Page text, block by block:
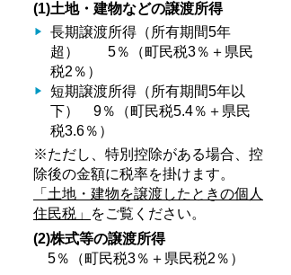
(1)土地・建物などの譲渡所得
長期譲渡所得（所有期間5年
超） 5％（町民税3％＋県民
税2％）
短期譲渡所得（所有期間5年以
下） 9％（町民税5.4％＋県民
税3.6％）
※ただし、特別控除がある場合、控
除後の金額に税率を掛けます。
「土地・建物を譲渡したときの個人
住民税」
をご覧ください。
(2)株式等の譲渡所得
5％（町民税3％＋県民税2％）